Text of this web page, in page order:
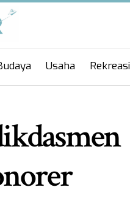
Usaha Rekreasi